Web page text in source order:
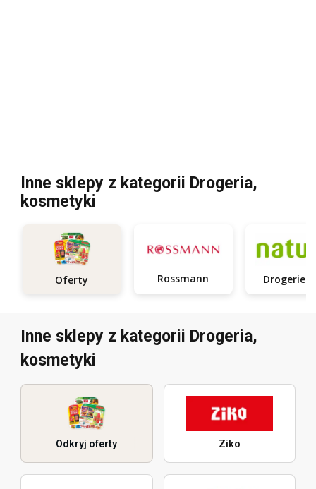
Inne sklepy z kategorii Drogeria,
kosmetyki
Oferty Rossmann
Inne sklepy z kategorii Drogeria,
kosmetyki
Odkryj oferty Ziko